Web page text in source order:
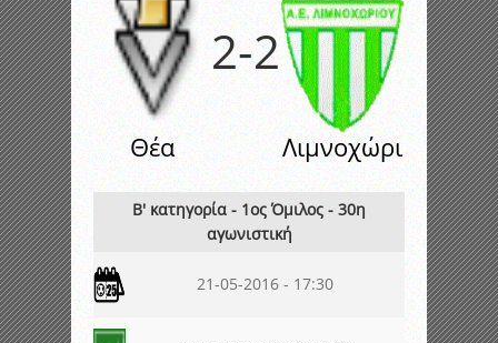
2-2
Θέα Λιμνοχώρι
Β' κατηγορία - 1ος Όμιλος - 30η
αγωνιστική
21-05-2016 - 17:30